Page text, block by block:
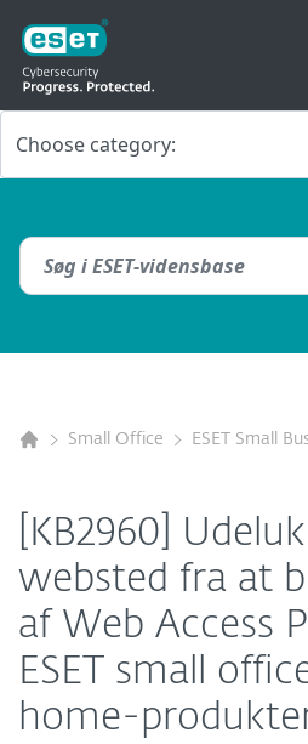
Small Office ESET Small
[KB2960]
websted fra at
af Web Access
ESET small
home-